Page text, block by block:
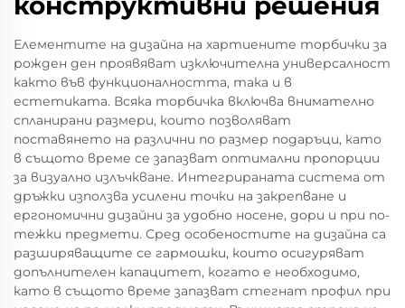
Елементите на дизайна на хартиените торбички за
рожден ден проявяват изключителна универсалност
както във функционалността, така и в
естетиката. Всяка торбичка включва внимателно
спланирани размери, които позволяват
поставянето на различни по размер подаръци, като
в същото време се запазват оптимални пропорции
за визуално излъчкване. Интегрираната система от
дръжки използва усилени точки на закрепване и
ергономични дизайни за удобно носене, дори и при по-
тежки предмети. Сред особеностите на дизайна са
разширяващите се гармошки, които осигуряват
допълнителен капацитет, когато е необходимо,
като в същото време запазват стегнат профил при